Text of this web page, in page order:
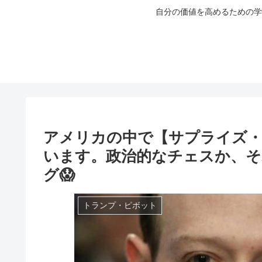
自分の価値を高めるための
アメリカの中で【サプライズ
います。政治的なチェスか、
グ😱
トランプ・ピボット